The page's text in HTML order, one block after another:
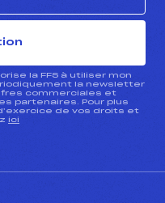
la FFS à utiliser mon
la newsletter
commerciales et
partenaires. Pour plus
de vos droits et
ici